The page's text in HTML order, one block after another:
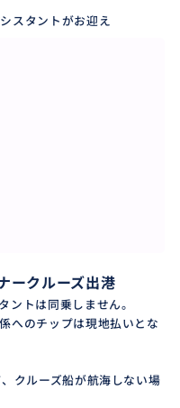
スタントがお迎え
ークルーズ出港
ントは同乗しません。
へのチップは現地払いとな
クルーズ船が航海しない場